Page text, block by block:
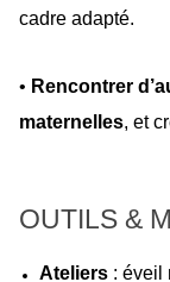
cadre adapté.
• Rencontrer
maternelles, et
OUTILS &
Ateliers : éveil